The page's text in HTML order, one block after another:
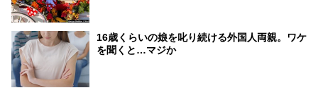
16歳くらいの娘を叱り続ける外国人両親。ワケ
を聞くと…マジか